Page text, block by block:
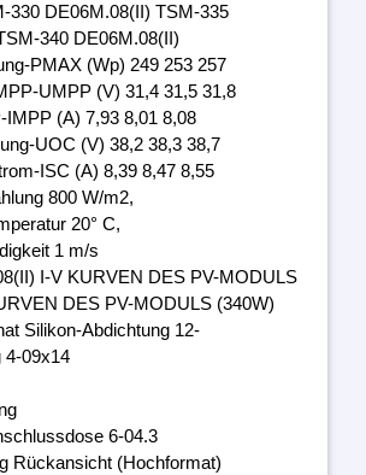
330 DE06M.08(II) TSM-335
340 DE06M.08(II)
PMAX (Wp) 249 253 257
UMPP (V) 31,4 31,5 31,8
(A) 7,93 8,01 8,08
UOC (V) 38,2 38,3 38,7
ISC (A) 8,39 8,47 8,55
800 W/m2,
20° C,
1 m/s
I-V KURVEN DES PV-MODULS
DES PV-MODULS (340W)
Silikon-Abdichtung 12-
4-09x14
6-04.3
Rückansicht (Hochformat)